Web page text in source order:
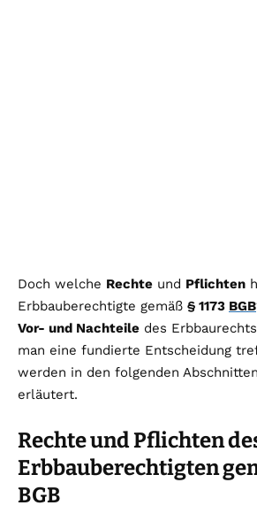
Doch welche Rechte und Pflichten
Erbbauberechtigte gemäß § 1173 BGB
Vor- und Nachteile des
man eine fundierte Entscheidung
werden in den folgenden
erläutert.
Rechte und Pflichten
Erbbauberechtigten
BGB